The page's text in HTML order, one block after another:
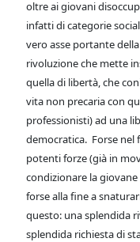
oltre ai giovani
infatti di categorie
vero asse portante
rivoluzione che mette
quella di libertà, che
vita non precaria con
professionisti) ad una
democratica. Forse
potenti forze (già in
condizionare la
forse alla fine a
questo: una splendida
splendida richiesta di